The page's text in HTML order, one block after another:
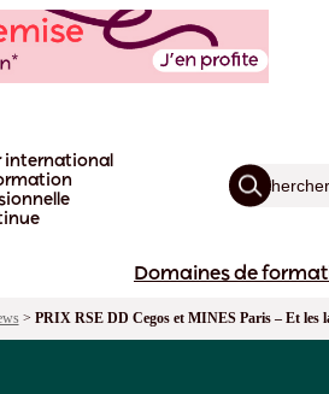
international
Domaines de
> PRIX RSE DD Cegos et MINES Paris – Et les